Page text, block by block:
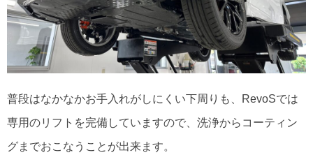
普段はなかなかお手入れがしにくい下周りも、RevoSでは
専用のリフトを完備していますので、洗浄からコーティン
グまでおこなうことが出来ます。